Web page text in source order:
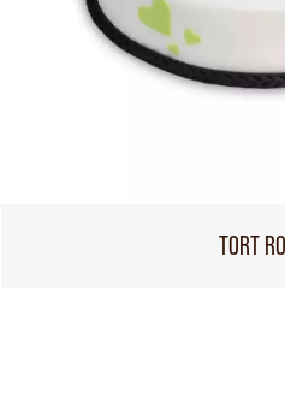
TORT